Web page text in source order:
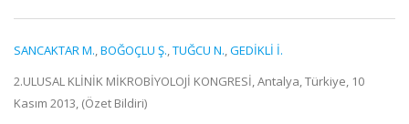
SANCAKTAR M.,BOĞOÇLU Ş.,TUĞCU N.,GEDİKLİ İ.
2.ULUSAL KLİNİK MİKROBİYOLOJİ KONGRESİ, Antalya, Türkiye, 10
Kasım 2013, (Özet Bildiri)